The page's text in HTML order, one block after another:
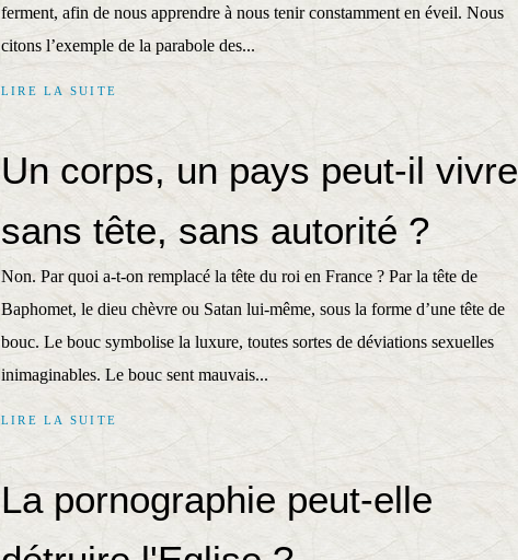
ferment, afin de nous apprendre à nous tenir constamment en éveil. Nous
citons l’exemple de la parabole des...
LIRE LA SUITE
Un corps, un pays peut-il vivre
sans tête, sans autorité ?
Non. Par quoi a-t-on remplacé la tête du roi en France ? Par la tête de
Baphomet, le dieu chèvre ou Satan lui-même, sous la forme d’une tête de
bouc. Le bouc symbolise la luxure, toutes sortes de déviations sexuelles
inimaginables. Le bouc sent mauvais...
LIRE LA SUITE
La pornographie peut-elle